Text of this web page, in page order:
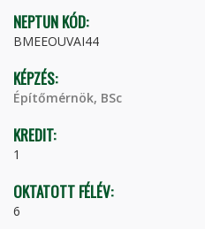
NEPTUN KÓD:
BMEEOUVAI44
KÉPZÉS:
Építőmérnök, BSc
KREDIT:
1
OKTATOTT FÉLÉV:
6